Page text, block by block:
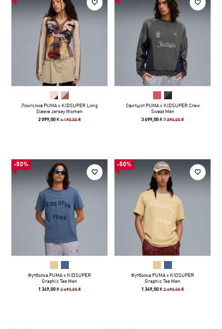
Лонгслив PUMA x KIDSUPER Long
Sleeve Jersey Women
2 099,00 ₴4 190,00 ₴
Свитшот PUMA x KIDSUPER Crew
Sweat Men
3 699,00 ₴7 390,00 ₴
-50%
Футболка PUMA x KIDSUPER
Graphic Tee Men
1 349,00 ₴2 690,00 ₴
-50%
Футболка PUMA x KIDSUPER
Graphic Tee Men
1 349,00 ₴2 690,00 ₴